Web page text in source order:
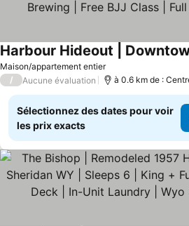
Maison/appartement entier
/ Aucune évaluation à 0.6 km de :
Sélectionnez des dates pour voir
les prix exacts